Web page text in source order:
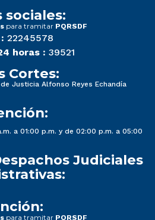
sociales:
para tramitar PQRSDF
22245578
horas : 39521
Cortes:
Justicia Alfonso Reyes Echandía
a 01:00 p.m. y de 02:00 p.m. a 05:00
Judiciales
para tramitar PQRSDF